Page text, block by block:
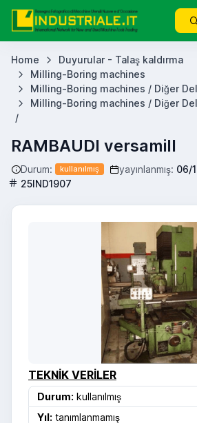
Home
Duyurular - Talaş kaldırma
Milling-Boring machines
Milling-Boring machines / Diğer
Milling-Boring machines / Diğer
/
RAMBAUDI versamill
Durum: kullanılmış yayınlanmış: 06/
25IND1907
TEKNIK VERILER
Durum: kullanılmış
Yıl: tanımlanmamış